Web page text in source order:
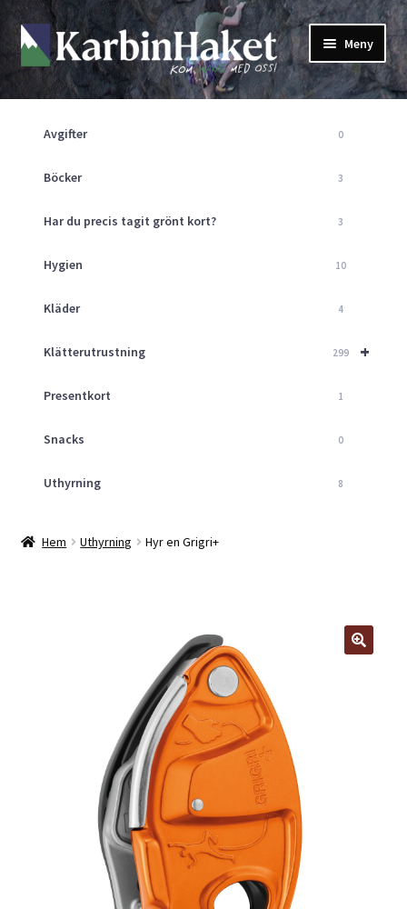
Hoppa
till
navigering
Hoppa
till
innehåll
Meny
Shop
Returpolicy
Mitt Konto
Kurser
Klätterväggen
Aktuellt
Avgifter 0
Böcker 3
Har du precis tagit grönt kort? 3
Hygien 10
Kläder 4
+
Klätterutrustning 299
Presentkort 1
Snacks 0
Uthyrning 8
Hem Uthyrning Hyr en Grigri+